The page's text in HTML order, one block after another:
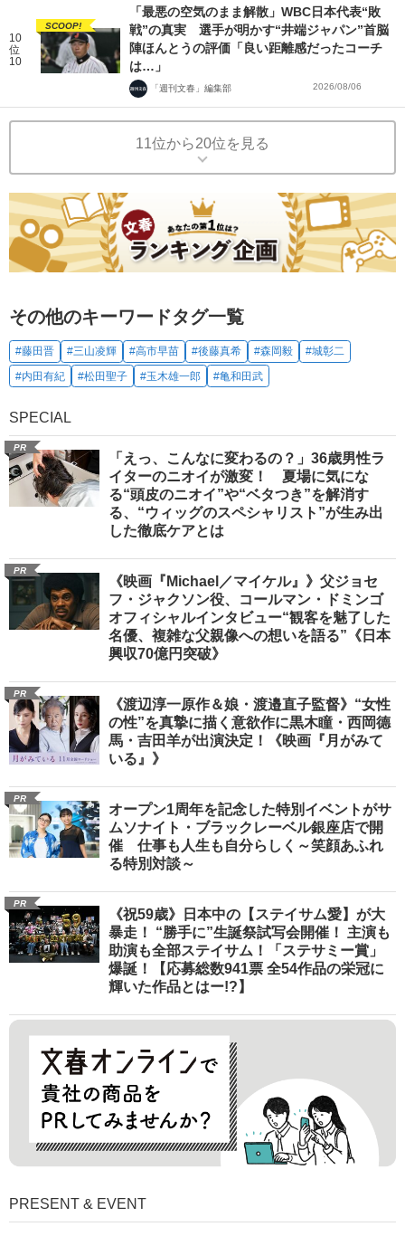
10
位
10
SCOOP!
「最悪の空気のまま解散」WBC日本代表“敗
戦”の真実 選手が明かす“井端ジャパン”首脳
陣ほんとうの評価「良い距離感だったコーチ
は…」
「週刊文春」編集部 2026/08/06
11位から20位を見る
その他のキーワードタグ一覧
#藤田晋 #三山凌輝 #高市早苗 #後藤真希 #森岡毅
#城彰二
#内田有紀
#松田聖子 #玉木雄一郎 #亀和田武
SPECIAL
PR
「えっ、こんなに変わるの？」36歳男性ラ
イターのニオイが激変！ 夏場に気にな
る“頭皮のニオイ”や“ベタつき”を解消す
る、“ウィッグのスペシャリスト”が生み出
した徹底ケアとは
PR
《映画『Michael／マイケル』》父ジョセ
フ・ジャクソン役、コールマン・ドミンゴ
オフィシャルインタビュー“観客を魅了した
名優、複雑な父親像への想いを語る”《日本
興収70億円突破》
PR
《渡辺淳一原作＆娘・渡邉直子監督》“女性
の性”を真摯に描く意欲作に黒木瞳・西岡德
馬・吉田羊が出演決定！《映画『月がみて
いる』》
PR
オープン1周年を記念した特別イベントがサ
ムソナイト・ブラックレーベル銀座店で開
催 仕事も人生も自分らしく～笑顔あふれ
る特別対談～
PR
《祝59歳》日本中の【ステイサム愛】が大
暴走！ “勝手に”生誕祭試写会開催！ 主演も
助演も全部ステイサム！「ステサミー賞」
爆誕！【応募総数941票 全54作品の栄冠に
輝いた作品とはー!?】
PRESENT & EVENT